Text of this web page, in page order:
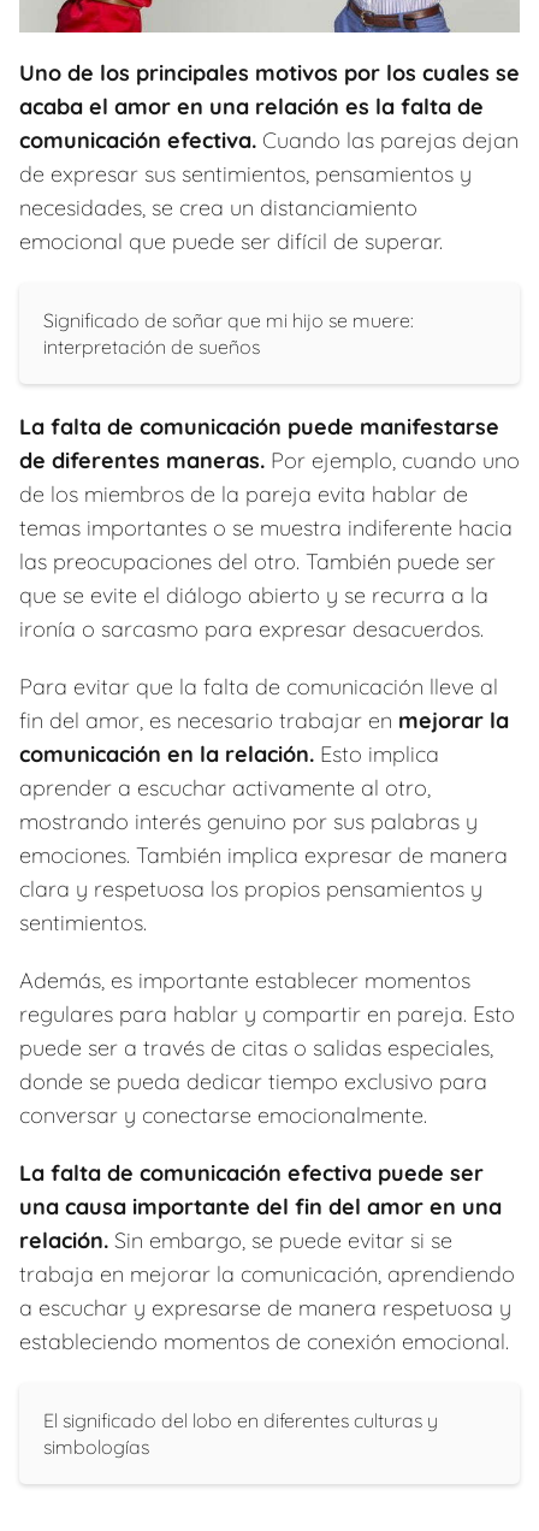
Uno de los principales motivos por los cuales se
acaba el amor en una relación es la falta de
comunicación efectiva. Cuando las parejas dejan
de expresar sus sentimientos, pensamientos y
necesidades, se crea un distanciamiento
emocional que puede ser difícil de superar.
Significado de soñar que mi hijo se muere:
interpretación de sueños
La falta de comunicación puede manifestarse
de diferentes maneras. Por ejemplo, cuando uno
de los miembros de la pareja evita hablar de
temas importantes o se muestra indiferente hacia
las preocupaciones del otro. También puede ser
que se evite el diálogo abierto y se recurra a la
ironía o sarcasmo para expresar desacuerdos.
Para evitar que la falta de comunicación lleve al
fin del amor, es necesario trabajar en mejorar la
comunicación en la relación. Esto implica
aprender a escuchar activamente al otro,
mostrando interés genuino por sus palabras y
emociones. También implica expresar de manera
clara y respetuosa los propios pensamientos y
sentimientos.
Además, es importante establecer momentos
regulares para hablar y compartir en pareja. Esto
puede ser a través de citas o salidas especiales,
donde se pueda dedicar tiempo exclusivo para
conversar y conectarse emocionalmente.
La falta de comunicación efectiva puede ser
una causa importante del fin del amor en una
relación. Sin embargo, se puede evitar si se
trabaja en mejorar la comunicación, aprendiendo
a escuchar y expresarse de manera respetuosa y
estableciendo momentos de conexión emocional.
El significado del lobo en diferentes culturas y
simbologías